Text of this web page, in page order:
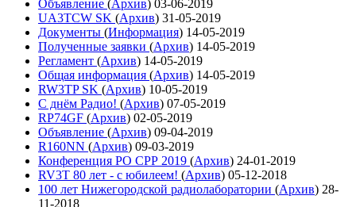
Объявление (Архив) 03-06-2019
UA3TCW SK (Архив) 31-05-2019
Документы (Информация) 14-05-2019
Полученные заявки (Архив) 14-05-2019
Регламент (Архив) 14-05-2019
Общая информация (Архив) 14-05-2019
RW3TP SK (Архив) 10-05-2019
С днём Радио! (Архив) 07-05-2019
RP74GF (Архив) 02-05-2019
Объявление (Архив) 09-04-2019
R160NN (Архив) 09-03-2019
Конференция РО СРР 2019 (Архив) 24-01-2019
RV3T 80 лет - с юбилеем! (Архив) 05-12-2018
100 лет Нижегородской радиолаборатории (Архив) 28-
11-2018